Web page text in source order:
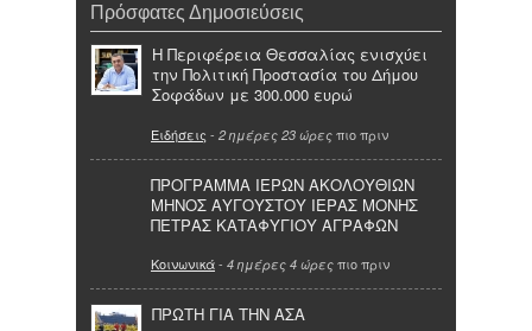
Πρόσφατες Δημοσιεύσεις
Η Περιφέρεια Θεσσαλίας ενισχύει
την Πολιτική Προστασία του Δήμου
Σοφάδων με 300.000 ευρώ
Ειδήσεις - 2 ημέρες 23 ώρες πιο πριν
ΠΡΟΓΡΑΜΜΑ ΙΕΡΩΝ ΑΚΟΛΟΥΘΙΩΝ
ΜΗΝΟΣ ΑΥΓΟΥΣΤΟΥ ΙΕΡΑΣ ΜΟΝΗΣ
ΠΕΤΡΑΣ ΚΑΤΑΦΥΓΙΟΥ ΑΓΡΑΦΩΝ
Κοινωνικά- 4 ημέρες 4 ώρες πιο πριν
ΠΡΩΤΗ ΓΙΑ ΤΗΝ ΑΣΑ